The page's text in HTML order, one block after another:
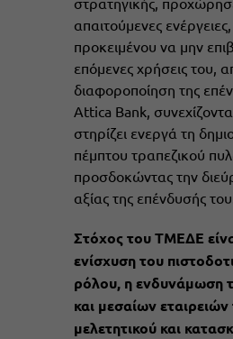
απαιτούμενες ενέργειες,
προκειμένου να μην
επόμενες χρήσεις του,
διαφοροποίηση της
Attica Bank,
στηρίζει ενεργά τη
πέμπτου τραπεζικού
προσδοκώντας την
αξίας της επένδυσής του.
Στόχος του ΤΜΕΔΕ
ενίσχυση του
ρόλου, η ενδυνάμωση
και μεσαίων εταιρειών
μελετητικού και